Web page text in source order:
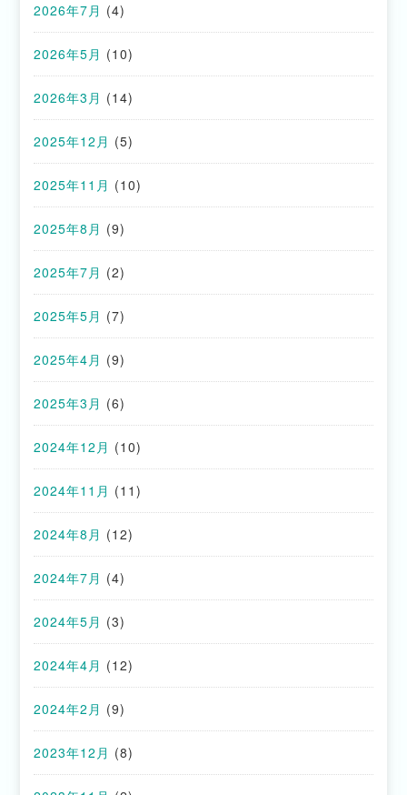
2026年7月 (4)
2026年5月 (10)
2026年3月 (14)
2025年12月 (5)
2025年11月 (10)
2025年8月 (9)
2025年7月 (2)
2025年5月 (7)
2025年4月 (9)
2025年3月 (6)
2024年12月 (10)
2024年11月 (11)
2024年8月 (12)
2024年7月 (4)
2024年5月 (3)
2024年4月 (12)
2024年2月 (9)
2023年12月 (8)